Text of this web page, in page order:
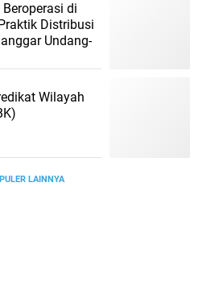
di
Distribusi
Undang-
Wilayah
LAINNYA